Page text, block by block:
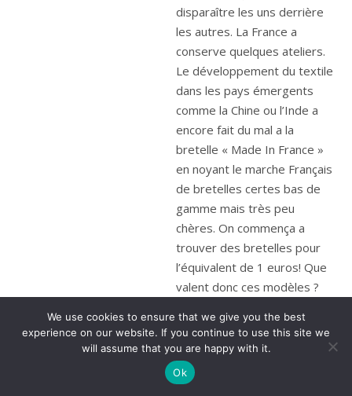
disparaître les uns derrière
les autres. La France a
conserve quelques ateliers.
Le développement du textile
dans les pays émergents
comme la Chine ou l’Inde a
encore fait du mal a la
bretelle « Made In France »
en noyant le marche Français
de bretelles certes bas de
gamme mais très peu
chères. On commença a
trouver des bretelles pour
l’équivalent de 1 euros! Que
valent donc ces modèles ?
reponse est simple: Pas
grand chose, un semblant de
bretelles, pas confortables,
pas solides… Les bretelles
We use cookies to ensure that we give you the best
experience on our website. If you continue to use this site we
will assume that you are happy with it.
Ok